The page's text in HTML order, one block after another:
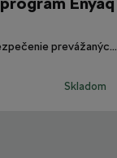
Slúži na zabezpečenie prevážaných predmetov, aby nemohlo dôjsť počas jazdy k ich posunu.
Skladom